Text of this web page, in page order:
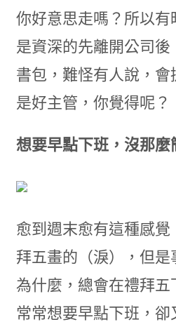
你好意思走嗎？所以有
是資深的先離開公司
書包，難怪有人說，
是好主管，你覺得呢？
想要早點下班，沒那
愈到週末愈有這種感
拜五畫的（淚），但
為什麼，總會在禮拜五
常常想要早點下班，